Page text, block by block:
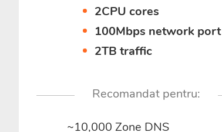
2CPU cores
100Mbps network port
2TB traffic
Recomandat pentru:
~10,000 Zone DNS